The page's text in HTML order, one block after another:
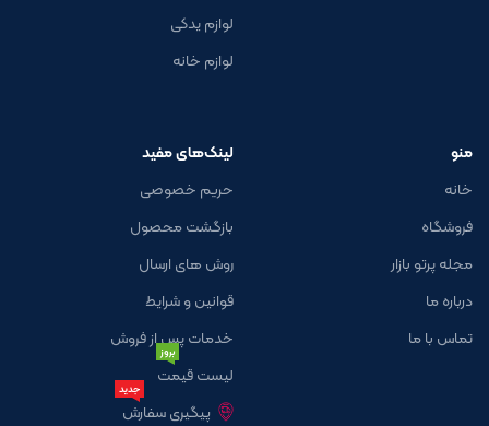
لوازم یدکی
لوازم خانه
منو
خانه
فروشگاه
مجله پرتو بازار
درباره ما
تماس با ما
لینک‌های مفید
حریم خصوصی
بازگشت محصول
روش های ارسال
قوانین و شرایط
خدمات پس از فروش
لیست قیمت
بروز
پیگیری سفارش
جدید